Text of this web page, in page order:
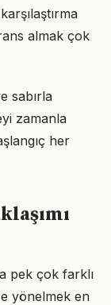
almak çok
sabırla
zamanla
her
pek çok farklı
yönelmek en